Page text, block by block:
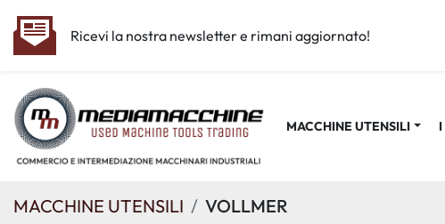
Ricevi la nostra newsletter e rimani aggiornato!
MACCHINE UTENSILI
MACCHINE UTENSILI VOLLMER